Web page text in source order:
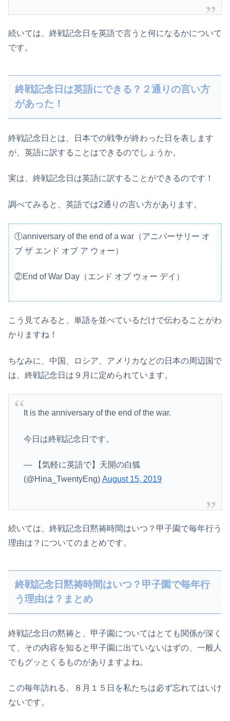
続いては、終戦記念日を英語で言うと何になるかについて
です。
終戦記念日は英語にできる？２通りの言い方
があった！
終戦記念日とは、日本での戦争が終わった日を表します
が、英語に訳することはできるのでしょうか。
実は、終戦記念日は英語に訳することができるのです！
調べてみると、英語では2通りの言い方があります。
①anniversary of the end of a war（アニバーサリー オ
ブ ザ エンド オブ ア ウォー）
②End of War Day（エンド オブ ウォー デイ）
こう見てみると、単語を並べているだけで伝わることがわ
かりますね！
ちなみに、中国、ロシア、アメリカなどの日本の周辺国で
は、終戦記念日は９月に定められています。
It is the anniversary of the end of the war.
今日は終戦記念日です。
— 【気軽に英語で】天開の白狐
(@Hina_TwentyEng) August 15, 2019
続いては、終戦記念日黙祷時間はいつ？甲子園で毎年行う
理由は？についてのまとめです。
終戦記念日黙祷時間はいつ？甲子園で毎年行
う理由は？まとめ
終戦記念日の黙祷と、甲子園についてはとても関係が深く
て、その内容を知ると甲子園に出ていないはずの、一般人
でもグッとくるものがありますよね。
この毎年訪れる、８月１５日を私たちは必ず忘れてはいけ
ないです。